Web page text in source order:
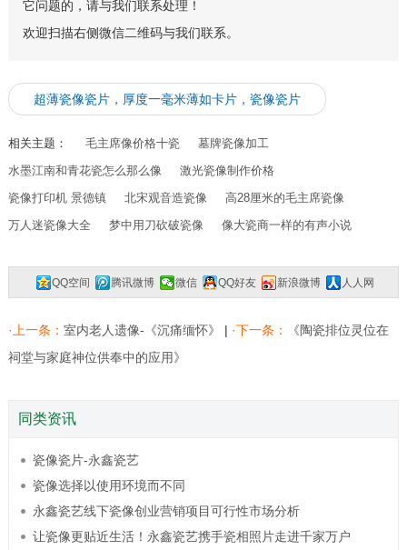
它问题的，请与我们联系处理！
欢迎扫描右侧微信二维码与我们联系。
超薄瓷像瓷片，厚度一毫米薄如卡片，瓷像瓷片
相关主题： 毛主席像价格十瓷
墓牌瓷像加工
水墨江南和青花瓷怎么那么像
激光瓷像制作价格
瓷像打印机 景德镇
北宋观音造瓷像
高28厘米的毛主席瓷像
万人迷瓷像大全
梦中用刀砍破瓷像 像大瓷商一样的有声小说
QQ空间 腾讯微博 微信 QQ好友 新浪微博
人人网
·上一条： 室内老人遗像-《沉痛缅怀》 | ·下一条：
《陶瓷排位灵位在
祠堂与家庭神位供奉中的应用》
同类资讯
瓷像瓷片-永鑫瓷艺
瓷像选择以使用环境而不同
永鑫瓷艺线下瓷像创业营销项目可行性市场分析
让瓷像更贴近生活！永鑫瓷艺携手瓷相照片走进千家万户